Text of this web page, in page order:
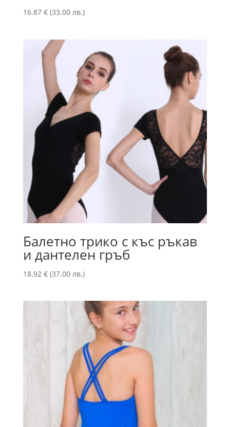
16.87 € (33.00 лв.)
Балетно трико с къс ръкав
и дантелен гръб
18.92 € (37.00 лв.)